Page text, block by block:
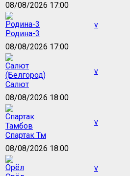
08/08/2026 17:00
Родина-3
v
08/08/2026 17:00
Салют
v
08/08/2026 18:00
Спартак Тм
v
08/08/2026 18:00
v